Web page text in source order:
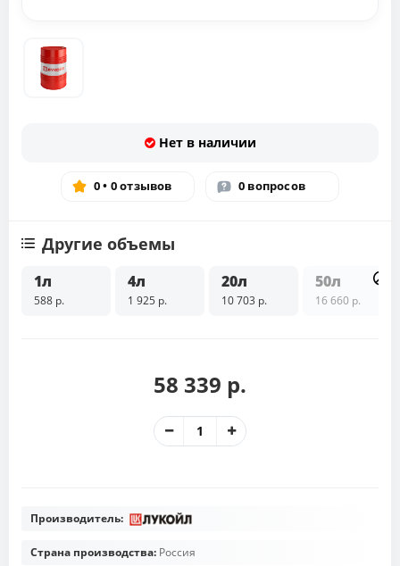
Нет в наличии
0 • 0 отзывов 0 вопросов
Другие объемы
1л
588 р.
4л
1 925 р.
20л
10 703 р.
50л
16 660 р.
58 339 р.
Производитель:
Страна производства: Россия